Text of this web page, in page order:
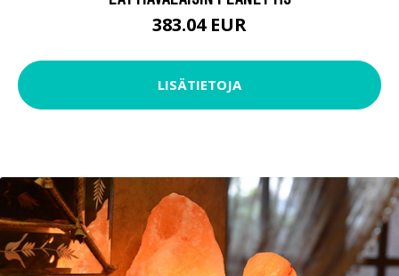
383.04 EUR
LISÄTIETOJA